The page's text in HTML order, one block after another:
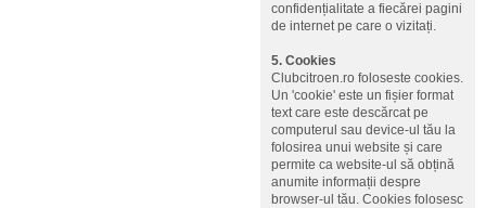
confidențialitate a fiecărei pagini
de internet pe care o vizitați.
5. Cookies
Clubcitroen.ro foloseste cookies.
Un 'cookie' este un fișier format
text care este descărcat pe
computerul sau device-ul tău la
folosirea unui website și care
permite ca website-ul să obțină
anumite informații despre
browser-ul tău. Cookies folosesc